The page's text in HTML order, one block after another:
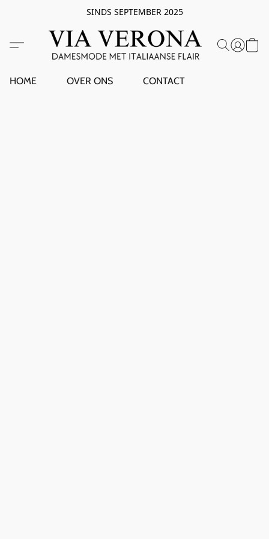
SINDS SEPTEMBER 2025
HOME OVER ONS CONTACT